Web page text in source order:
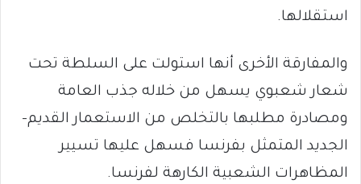
استقلالها.
والمفارقة الأخرى أنها استولت على السلطة تحت
شعار شعبوي يسهل من خلاله جذب العامة
ومصادرة مطلبها بالتخلص من الاستعمار القديم-
الجديد المتمثل بفرنسا فسهل عليها تسيير
المظاهرات الشعبية الكارهة لفرنسا.